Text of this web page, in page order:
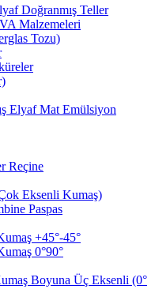
Doğranmış Teller
Malzemeleri
Tozu)
Elyaf Mat Emülsiyon
Reçine
Eksenli Kumaş)
Paspas
+45°-45°
0°90°
Boyuna Üç Eksenli (0°